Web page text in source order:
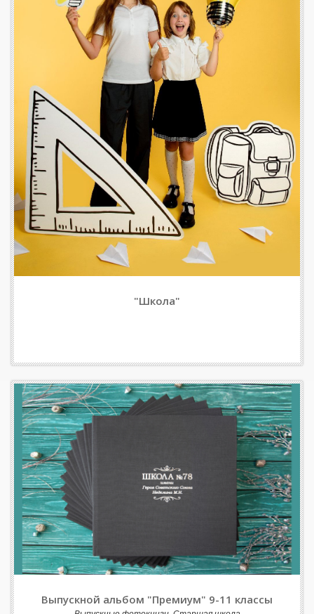
"Школа"
Выпускной альбом "Премиум" 9-11 классы